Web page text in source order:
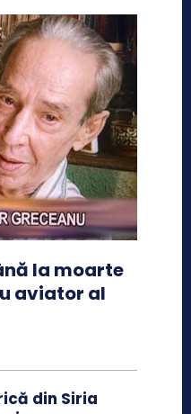
la moarte
aviator al
din Siria